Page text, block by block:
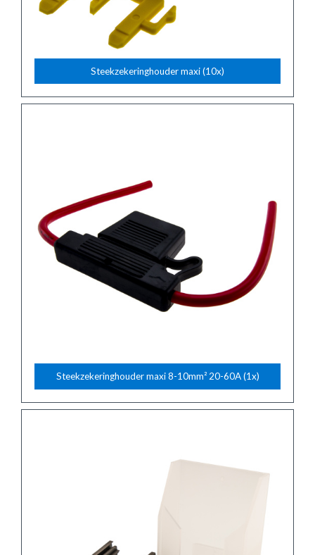
Steekzekeringhouder maxi (10x)
Steekzekeringhouder maxi 8-10mm² 20-60A (1x)